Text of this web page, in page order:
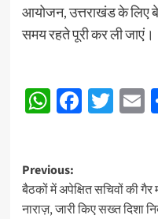
आयोजन, उत्तराखंड के लिए
समय रहते पूरी कर ली जाएं।
Post
navigation
Previous:
बैठकों में अपेक्षित सचिवों की गैर
नाराज़, जारी किए सख्त दिशा